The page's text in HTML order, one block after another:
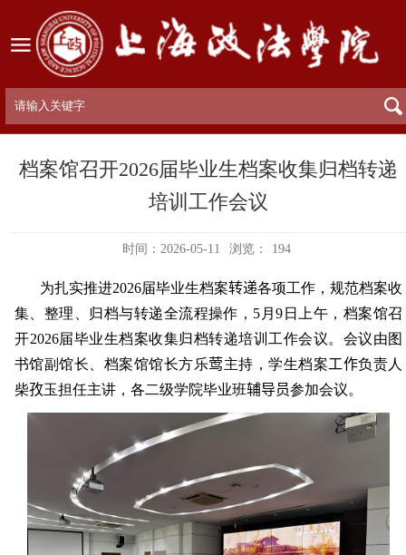
档案馆召开2026届毕业生档案收集归档转递
培训工作会议
时间：2026-05-11 浏览： 194
为扎实推进2026届毕业生档案转递各项工作，规范档案收
集、整理、归档与转递全流程操作， 5 月9 日上午，档案馆召
开2026届毕业生档案收集归档转递培训工作会议。会议由图
书馆副馆长、档案馆馆长方乐莺主持，学生档案工作负责人
柴孜玉担任主讲，各二级学院毕业班辅导员参加会议。